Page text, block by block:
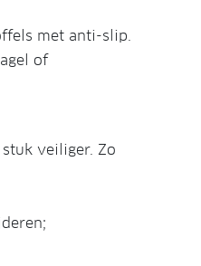
met anti-slip.
of
veiliger. Zo